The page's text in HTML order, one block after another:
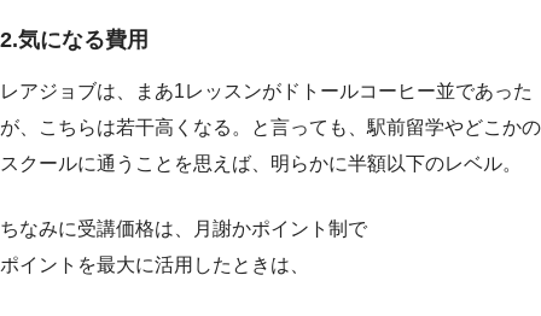
2.気になる費用
レアジョブは、まあ1レッスンがドトールコーヒー並であった
が、こちらは若干高くなる。と言っても、駅前留学やどこかの
スクールに通うことを思えば、明らかに半額以下のレベル。
ちなみに受講価格は、月謝かポイント制で
ポイントを最大に活用したときは、